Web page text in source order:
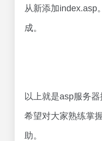
从新添加index.asp
成。
以上就是asp服务
希望对大家熟练掌
助。